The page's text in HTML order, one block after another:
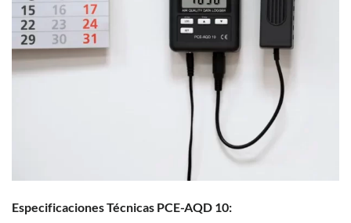
Especificaciones Técnicas PCE-AQD 10: